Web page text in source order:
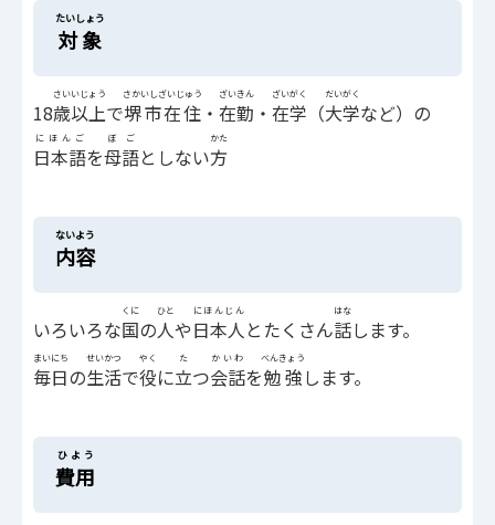
対象
たいしょう
18歳
さい
以上
いじょう
で堺市在住
さかいしざいじゅう
・ 在勤
ざいきん
・ 在学
ざいがく
（大学
だいがく
など）の
日本語
にほんご
を母語
ぼご
としない方
かた
内容
ないよう
いろいろな国
くに
の人
ひと
や日本人
にほんじん
とたくさん話
はな
します。
毎日
まいにち
の生活
せいかつ
で役
やく
に立
た
つ会話
かいわ
を勉強
べんきょう
します。
費用
ひよう